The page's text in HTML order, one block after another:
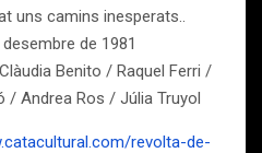
uns camins inesperats..
de 1981
Benito / Raquel Ferri /
/ Andrea Ros / Júlia Truyol
revolta-de-